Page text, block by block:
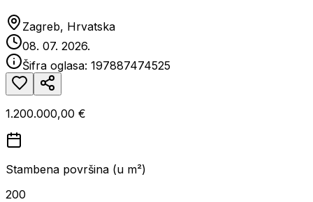
Zagreb, Hrvatska
08. 07. 2026.
Šifra oglasa: 197887474525
1.200.000,00 €
Stambena površina (u m²)
200